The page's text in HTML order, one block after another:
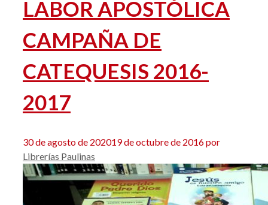
LABOR APOSTÓLICA
CAMPAÑA DE
CATEQUESIS 2016-
2017
30 de agosto de 202019 de octubre de 2016por
Librerías Paulinas